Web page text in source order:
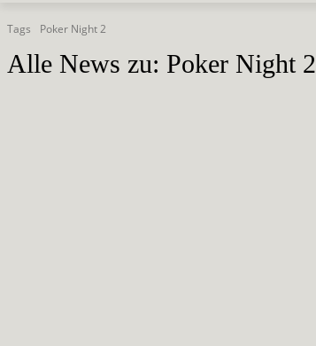
Tags Poker Night 2
Alle News zu: Poker Night 2